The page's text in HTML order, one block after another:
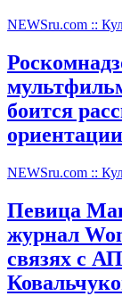
NEWSru.com ::
боится
ориентации
NEWSru.com ::
Певица
журнал
связях с